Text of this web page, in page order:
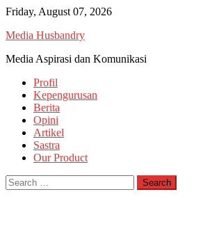
Skip
content
Friday, August 07, 2026
Media Husbandry
Media Aspirasi dan Komunikasi
Profil
Kepengurusan
Berita
Opini
Artikel
Sastra
Our Product
Search
for: